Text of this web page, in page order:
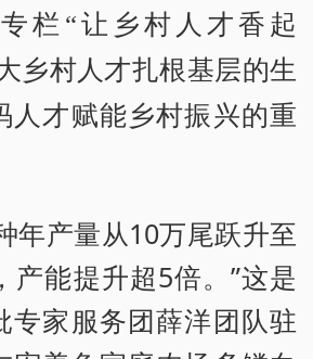
栏“让乡村人才香起
乡村人才扎根基层的生
人才赋能乡村振兴的重
年产量从10万尾跃升至
产能提升超5倍。”这是
专家服务团薛洋团队驻